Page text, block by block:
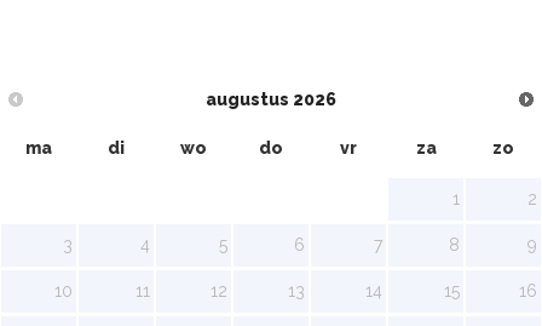
augustus 2026
ma di wo do vr za zo
1 2
3 4 5 6 7 8 9
10 11 12 13 14 15 16